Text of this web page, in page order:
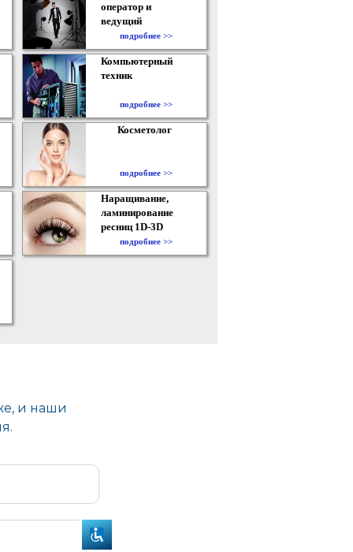
оператор и
ведущий
подробнее >>
Компьютерный
техник
подробнее >>
Косметолог
подробнее >>
Наращивание,
ламинирование
ресниц 1D-3D
подробнее >>